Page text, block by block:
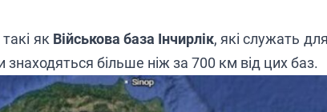
як Військова база Інчирлік, які служать
знаходяться більше ніж за 700 км від цих баз.